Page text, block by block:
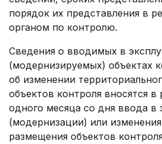
порядок их представления в
органом по контролю.
Сведения о вводимых в
(модернизируемых) объектах
об изменении
объектов контроля вносятся в
одного месяца со дня ввода в
(модернизации) или
размещения объектов